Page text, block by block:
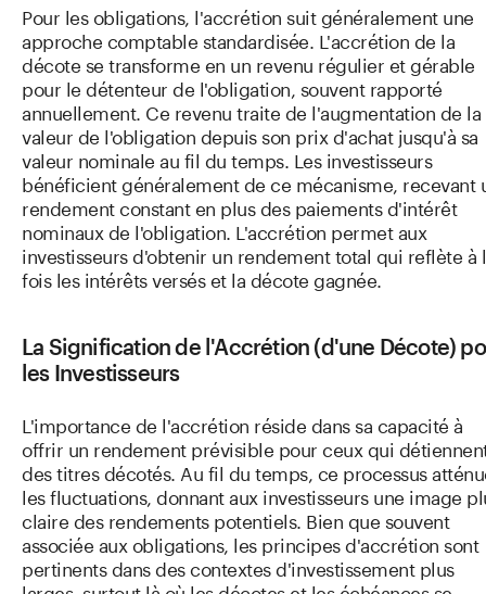
Pour les obligations, l'accrétion suit généralement une
approche comptable standardisée. L'accrétion de la
décote se transforme en un revenu régulier et gérable
pour le détenteur de l'obligation, souvent rapporté
annuellement. Ce revenu traite de l'augmentation de la
valeur de l'obligation depuis son prix d'achat jusqu'à sa
valeur nominale au fil du temps. Les investisseurs
bénéficient généralement de ce mécanisme, recevant
rendement constant en plus des paiements d'intérêt
nominaux de l'obligation. L'accrétion permet aux
investisseurs d'obtenir un rendement total qui reflète à
fois les intérêts versés et la décote gagnée.
La Signification de l'Accrétion (d'une Décote)
les Investisseurs
L'importance de l'accrétion réside dans sa capacité à
offrir un rendement prévisible pour ceux qui
des titres décotés. Au fil du temps, ce processus
les fluctuations, donnant aux investisseurs une image
claire des rendements potentiels. Bien que souvent
associée aux obligations, les principes d'accrétion sont
pertinents dans des contextes d'investissement plus